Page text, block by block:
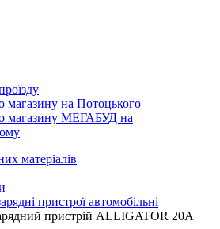
магазину на Потоцького
магазину МЕГАБУД на
матеріалів
пристрої автомобільні
пристрій ALLIGATOR 20A